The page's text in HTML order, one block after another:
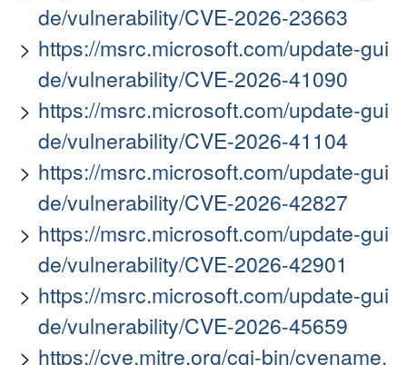
de/vulnerability/CVE-2026-23663
https://msrc.microsoft.com/update-gui
de/vulnerability/CVE-2026-41090
https://msrc.microsoft.com/update-gui
de/vulnerability/CVE-2026-41104
https://msrc.microsoft.com/update-gui
de/vulnerability/CVE-2026-42827
https://msrc.microsoft.com/update-gui
de/vulnerability/CVE-2026-42901
https://msrc.microsoft.com/update-gui
de/vulnerability/CVE-2026-45659
https://cve.mitre.org/cgi-bin/cvename.